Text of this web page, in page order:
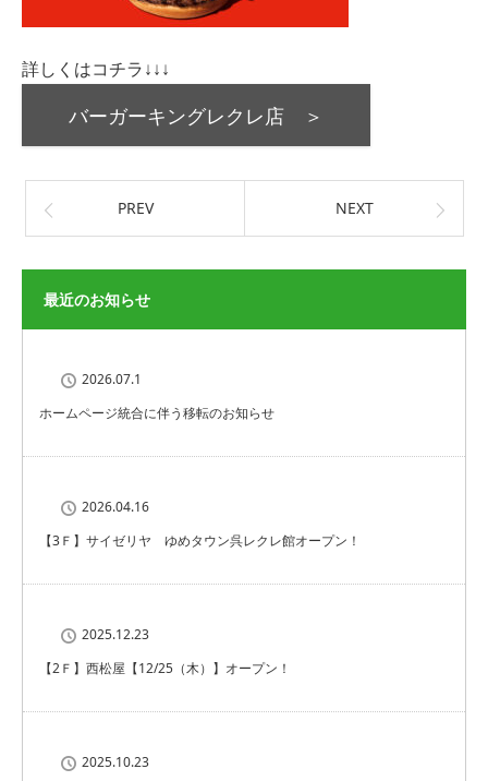
詳しくはコチラ↓↓↓
バーガーキングレクレ店 ＞
PREV NEXT
最近のお知らせ
2026.07.1
ホームページ統合に伴う移転のお知らせ
2026.04.16
【3Ｆ】サイゼリヤ ゆめタウン呉レクレ館オープン！
2025.12.23
【2Ｆ】西松屋【12/25（木）】オープン！
2025.10.23